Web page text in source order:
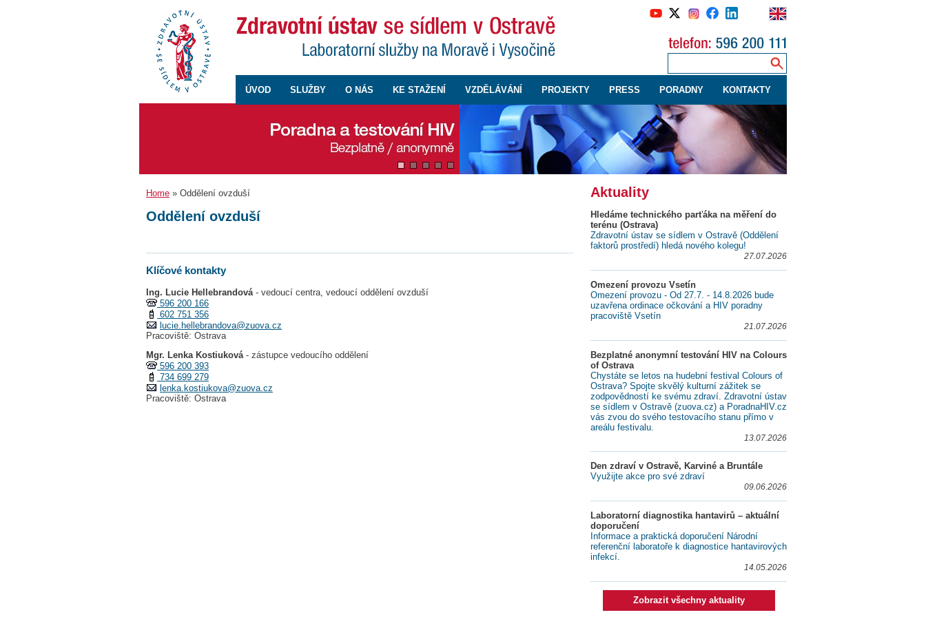
ÚVOD SLUŽBY O NÁS KE STAŽENÍ VZDĚLÁVÁNÍ PROJEKTY PRESS PORADNY KONTAKTY
Home » Oddělení ovzduší
Oddělení ovzduší
Klíčové kontakty
Ing. Lucie Hellebrandová - vedoucí centra, vedoucí oddělení ovzduší
596 200 166
602 751 356
lucie.hellebrandova@zuova.cz
Pracoviště: Ostrava
Mgr. Lenka Kostiuková - zástupce vedoucího oddělení
596 200 393
734 699 279
lenka.kostiukova@zuova.cz
Pracoviště: Ostrava
Aktuality
Hledáme technického parťáka na měření do
terénu (Ostrava)
Zdravotní ústav se sídlem v Ostravě (Oddělení
faktorů prostředí) hledá nového kolegu!
27.07.2026
Omezení provozu Vsetín
Omezení provozu - Od 27.7. - 14.8.2026 bude
uzavřena ordinace očkování a HIV poradny
pracoviště Vsetín
21.07.2026
Bezplatné anonymní testování HIV na Colours
of Ostrava
Chystáte se letos na hudební festival Colours of
Ostrava? Spojte skvělý kulturní zážitek se
zodpovědností ke svému zdraví. Zdravotní ústav
se sídlem v Ostravě (zuova.cz) a PoradnaHIV.cz
vás zvou do svého testovacího stanu přímo v
areálu festivalu.
13.07.2026
Den zdraví v Ostravě, Karviné a Bruntále
Využijte akce pro své zdraví
09.06.2026
Laboratorní diagnostika hantavirů – aktuální
doporučení
Informace a praktická doporučení Národní
referenční laboratoře k diagnostice hantavirových
infekcí.
14.05.2026
Zobrazit všechny aktuality